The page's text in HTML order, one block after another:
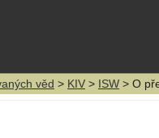
věd > KIV > ISW > O